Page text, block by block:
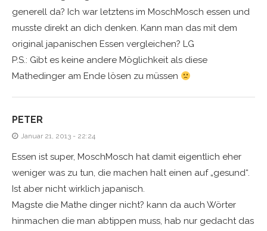
generell da? Ich war letztens im MoschMosch essen und
musste direkt an dich denken. Kann man das mit dem
original japanischen Essen vergleichen? LG
P.S.: Gibt es keine andere Möglichkeit als diese
Mathedinger am Ende lösen zu müssen
PETER
Januar 21, 2013 - 22:24
Essen ist super, MoschMosch hat damit eigentlich eher
weniger was zu tun, die machen halt einen auf „gesund“.
Ist aber nicht wirklich japanisch.
Magste die Mathe dinger nicht? kann da auch Wörter
hinmachen die man abtippen muss, hab nur gedacht das